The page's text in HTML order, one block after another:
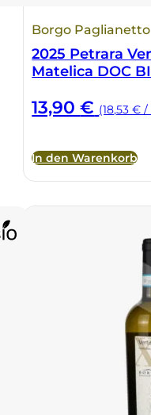
Borgo Paglianetto
2025 Petrara
Matelica DOC
13,90€ (18,53 € /
In den Warenkorb